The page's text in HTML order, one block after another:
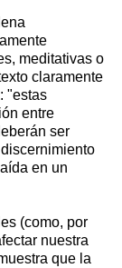
meditativas o
claramente
"estas
entre
ser
en un
(como, por
nuestra
que la